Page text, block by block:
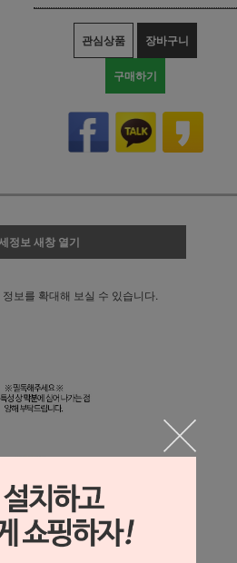
관심상품 장바구니
구매하기
정보 새창 열기
정보를 확대해 보실 수 있습니다.